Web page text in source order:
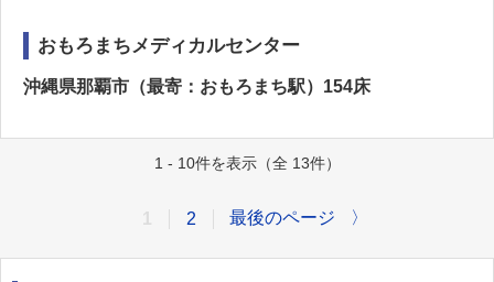
おもろまちメディカルセンター
沖縄県那覇市（最寄：おもろまち駅）154床
1 - 10件を表示（全 13件）
2 最後のページ 〉